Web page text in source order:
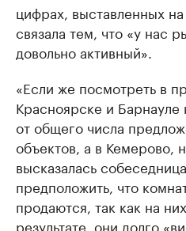
цифрах, выставленных
связала тем, что «у нас
довольно активный».
«Если же посмотреть в
Красноярске и
от общего числа
объектов, а в Кемерово,
высказалась
предположить, что
продаются, так как на
результате, они долго